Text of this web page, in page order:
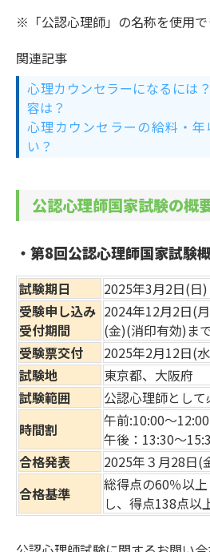
※「公認心理師」の名称を使用で
関連記事
心理カウンセラーになるには
容は？
心理カウンセラーの給料・
い？
公認心理師国家試験の概
・第8回公認心理師国家試験
試験期日
2025年3月2日(日)
受験申し込み
受付期間
2024年12月2日(
(金)(消印有効)ま
受験票交付
2025年2月12日(
試験地
東京都、大阪府
試験範囲
公認心理師とし
時間割
午前:10:00～12:00
午後：13:30～
合格発表
2025年３月28日(
合格基準
総得点の60％以
し、得点138点以